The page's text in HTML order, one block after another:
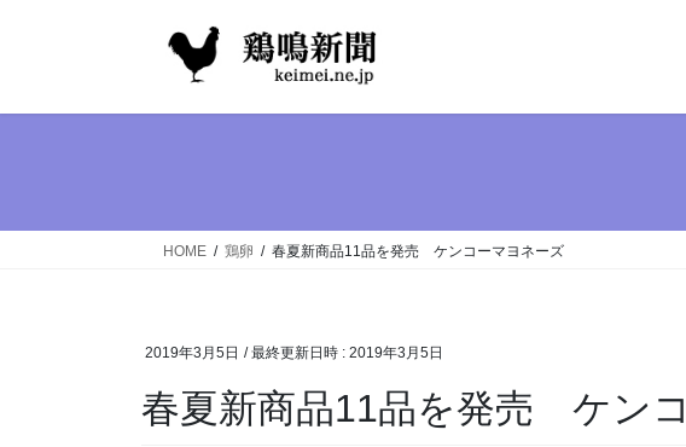
HOME 鶏卵 春夏新商品11品を発売 ケンコーマヨネーズ
2019年3月5日 / 最終更新日時 : 2019年3月5日
春夏新商品11品を発売 ケン